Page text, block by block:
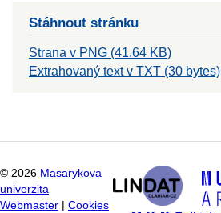
Stáhnout stránku
Strana v PNG (41.64 KB)
Extrahovaný text v TXT (30 bytes)
© 2026 Masarykova
univerzita
Webmaster
Cookies